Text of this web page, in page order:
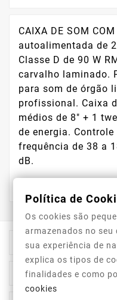
CAIXA DE SOM
autoalimentada de
Classe D de 90 W
carvalho laminado.
para som de órgão
profissional. Caixa
médios de 8" + 1
de energia.
frequência de 38 a
dB.
Informação Da Loja
Top Categorias
Política de
Os cookies são
armazenados no
sua experiência de
explica os tipos de
finalidades e como
cookies